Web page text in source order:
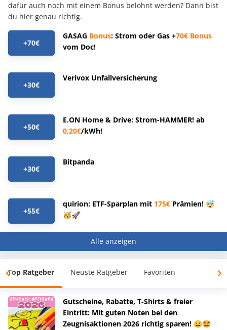
dafür auch noch mit einem Bonus belohnt werden? Dann bist
du hier genau richtig.
+70€
GASAG Bonus: Strom oder Gas +70€ Bonus
vom Doc!
+30€
Verivox Unfallversicherung
+50€
E.ON Home & Drive: Strom-HAMMER! ab
0,20€/kWh!
+30€
Bitpanda
+55€
quirion: ETF-Sparplan mit 175€ Prämien! 🤯
🥳🚀
Alle anzeigen
Top Ratgeber Neuste Ratgeber Favoriten
Gutscheine, Rabatte, T-Shirts & freier
Eintritt: Mit guten Noten bei den
Zeugnisaktionen 2026 richtig sparen! 😀🤩